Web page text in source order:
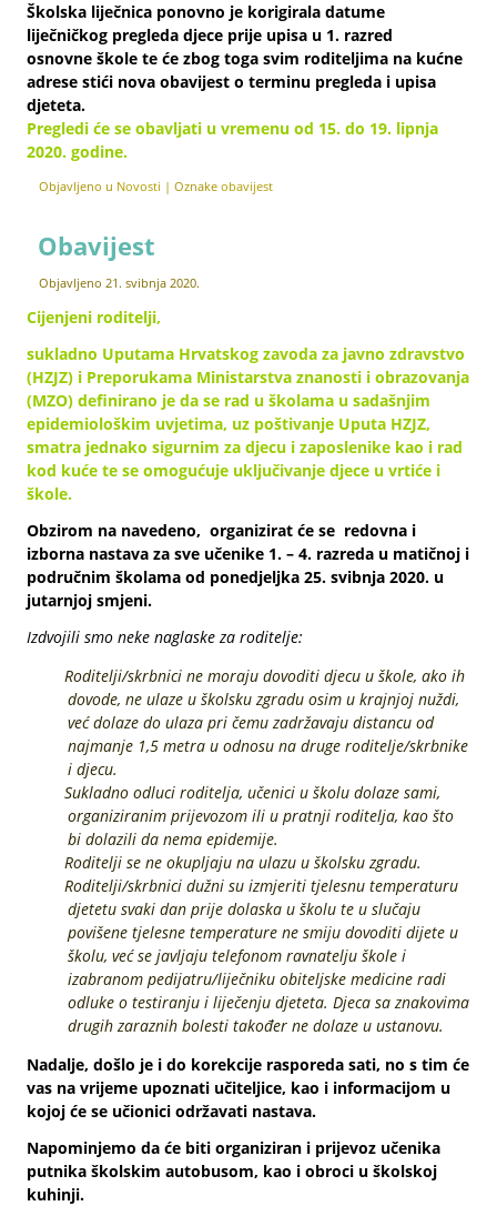
Školska liječnica ponovno je korigirala datume
liječničkog pregleda djece prije upisa u 1. razred
osnovne škole te će zbog toga svim roditeljima na kućne
adrese stići nova obavijest o terminu pregleda i upisa
djeteta.
Pregledi će se obavljati u vremenu od 15. do 19. lipnja
2020. godine.
Objavljeno u Novosti |Oznake obavijest
Obavijest
Objavljeno 21. svibnja 2020.
Cijenjeni roditelji,
sukladno Uputama Hrvatskog zavoda za javno zdravstvo
(HZJZ) i Preporukama Ministarstva znanosti i obrazovanja
(MZO) definirano je da se rad u školama u sadašnjim
epidemiološkim uvjetima, uz poštivanje Uputa HZJZ,
smatra jednako sigurnim za djecu i zaposlenike kao i rad
kod kuće te se omogućuje uključivanje djece u vrtiće i
škole.
Obzirom na navedeno, organizirat će se redovna i
izborna nastava za sve učenike 1. – 4. razreda u matičnoj i
područnim školama od ponedjeljka 25. svibnja 2020. u
jutarnjoj smjeni.
Izdvojili smo neke naglaske za roditelje:
Roditelji/skrbnici ne moraju dovoditi djecu u škole, ako ih
dovode, ne ulaze u školsku zgradu osim u krajnjoj nuždi,
već dolaze do ulaza pri čemu zadržavaju distancu od
najmanje 1,5 metra u odnosu na druge roditelje/skrbnike
i djecu.
Sukladno odluci roditelja, učenici u školu dolaze sami,
organiziranim prijevozom ili u pratnji roditelja, kao što
bi dolazili da nema epidemije.
Roditelji se ne okupljaju na ulazu u školsku zgradu.
Roditelji/skrbnici dužni su izmjeriti tjelesnu temperaturu
djetetu svaki dan prije dolaska u školu te u slučaju
povišene tjelesne temperature ne smiju dovoditi dijete u
školu, već se javljaju telefonom ravnatelju škole i
izabranom pedijatru/liječniku obiteljske medicine radi
odluke o testiranju i liječenju djeteta. Djeca sa znakovima
drugih zaraznih bolesti također ne dolaze u ustanovu.
Nadalje, došlo je i do korekcije rasporeda sati, no s tim će
vas na vrijeme upoznati učiteljice, kao i informacijom u
kojoj će se učionici održavati nastava.
Napominjemo da će biti organiziran i prijevoz učenika
putnika školskim autobusom, kao i obroci u školskoj
kuhinji.